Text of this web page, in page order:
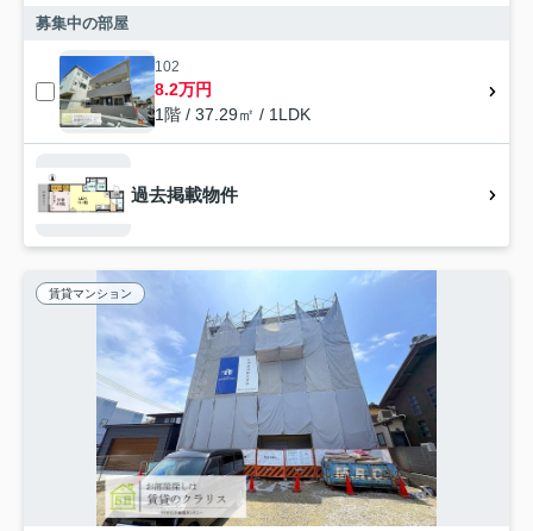
募集中の部屋
102
8.2万円
1階 / 37.29㎡ / 1LDK
過去掲載物件
賃貸マンション